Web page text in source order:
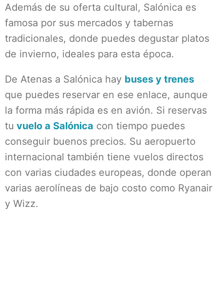
Además de su oferta cultural, Salónica es
famosa por sus mercados y tabernas
tradicionales, donde puedes degustar platos
de invierno, ideales para esta época.
De Atenas a Salónica hay buses y trenes
que puedes reservar en ese enlace, aunque
la forma más rápida es en avión. Si reservas
tu vuelo a Salónica con tiempo puedes
conseguir buenos precios. Su aeropuerto
internacional también tiene vuelos directos
con varias ciudades europeas, donde operan
varias aerolíneas de bajo costo como Ryanair
y Wizz.